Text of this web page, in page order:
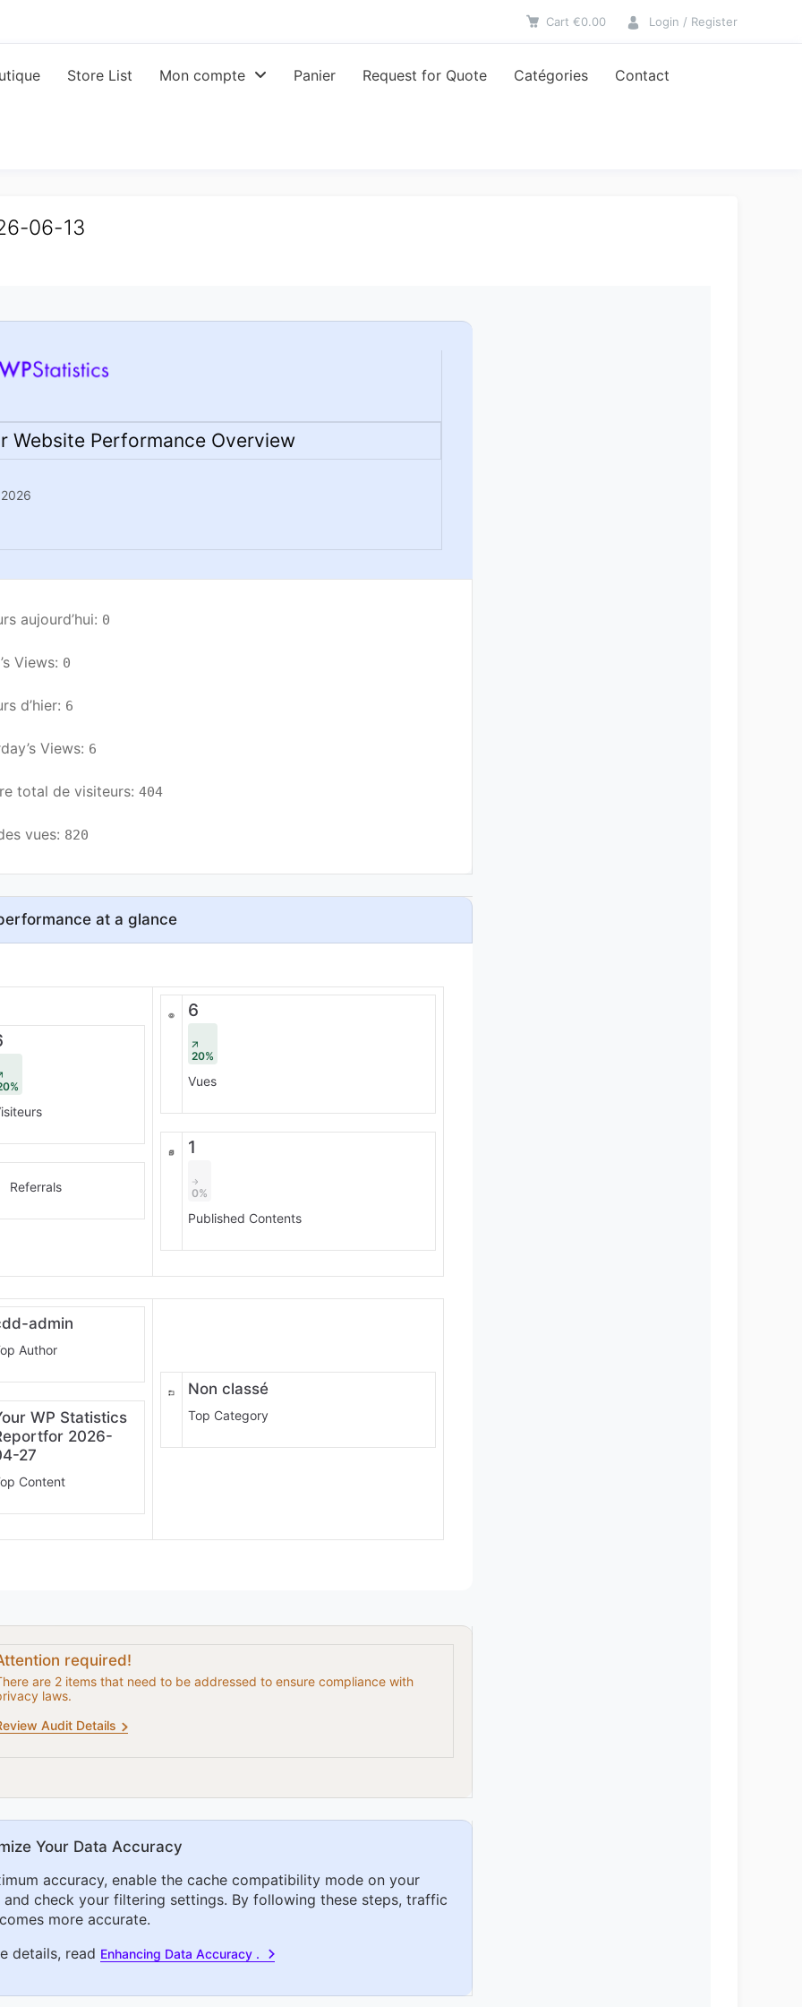
Cart €0.00 Login / Register
Store List Mon compte Panier Request for Quote Catégories Contact
06-13
Website Performance Overview
aujourd’hui: 0
Views: 0
d’hier: 6
Views: 6
total de visiteurs: 404
vues: 820
at a glance
Referrals
6
20%
Vues
1
0%
Published Contents
admin
Author
WP Statistics
2026-
27
Content
Non classé
Top Category
required!
are 2 items that need to be addressed to ensure compliance with
laws.
Audit Details
Your Data Accuracy
accuracy, enable the cache compatibility mode on your
and check your filtering settings. By following these steps, traffic
more accurate.
details, read Enhancing Data Accuracy .